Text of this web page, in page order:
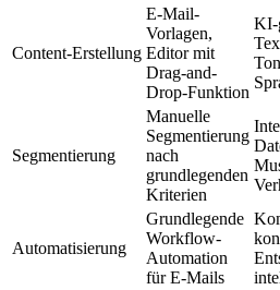
Content-Erstellung
E-Mail-
Vorlagen,
Editor mit
Drag-and-
Drop-Funktion
KI-
Segmentierung
Manuelle
Segmentierung
nach
grundlegenden
Kriterien
Automatisierung
Grundlegende
Workflow-
Automation
für E-Mails